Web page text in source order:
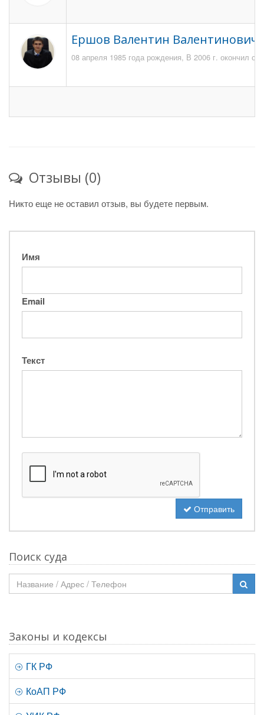
Ершов Валентин Валентинович
08 апреля 1985 года рождения, В 2006 г. окончил с
Отзывы (0)
Никто еще не оставил отзыв, вы будете первым.
Имя
Email
Текст
Отправить
Поиск суда
Законы и кодексы
ГК РФ
КоАП РФ